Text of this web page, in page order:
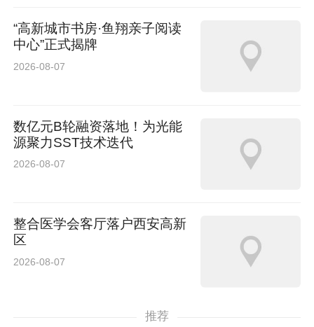
“高新城市书房·鱼翔亲子阅读
中心”正式揭牌
2026-08-07
数亿元B轮融资落地！为光能
源聚力SST技术迭代
2026-08-07
整合医学会客厅落户西安高新
区
2026-08-07
推荐